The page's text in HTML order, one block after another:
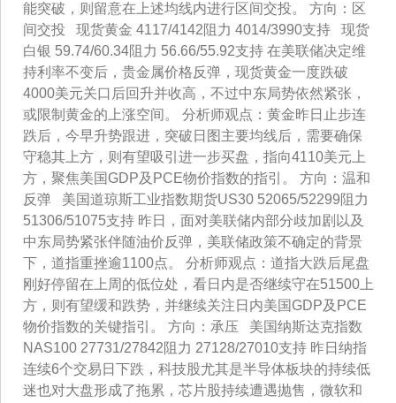
能突破，则留意在上述均线内进行区间交投。 方向：区
间交投 现货黄金 4117/4142阻力 4014/3990支持 现货
白银 59.74/60.34阻力 56.66/55.92支持 在美联储决定维
持利率不变后，贵金属价格反弹，现货黄金一度跌破
4000美元关口后回升并收高，不过中东局势依然紧张，
或限制黄金的上涨空间。 分析师观点：黄金昨日止步连
跌后，今早升势跟进，突破日图主要均线后，需要确保
守稳其上方，则有望吸引进一步买盘，指向4110美元上
方，聚焦美国GDP及PCE物价指数的指引。 方向：温和
反弹 美国道琼斯工业指数期货US30 52065/52299阻力
51306/51075支持 昨日，面对美联储内部分歧加剧以及
中东局势紧张伴随油价反弹，美联储政策不确定的背景
下，道指重挫逾1100点。 分析师观点：道指大跌后尾盘
刚好停留在上周的低位处，看日内是否继续守在51500上
方，则有望缓和跌势，并继续关注日内美国GDP及PCE
物价指数的关键指引。 方向：承压 美国纳斯达克指数
NAS100 27731/27842阻力 27128/27010支持 昨日纳指
连续6个交易日下跌，科技股尤其是半导体板块的持续低
迷也对大盘形成了拖累，芯片股持续遭遇抛售，微软和